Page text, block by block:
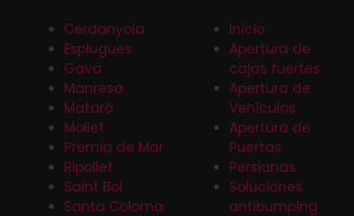
Cerdanyola
Esplugues
Gava
Manresa
Mataró
Mollet
Premia de Mar
Ripollet
Saint Boi
Santa Coloma
Inicio
Apertura de
cajas fuertes
Apertura de
Vehículos
Apertura de
Puertas
Persianas
Soluciones
antibumping